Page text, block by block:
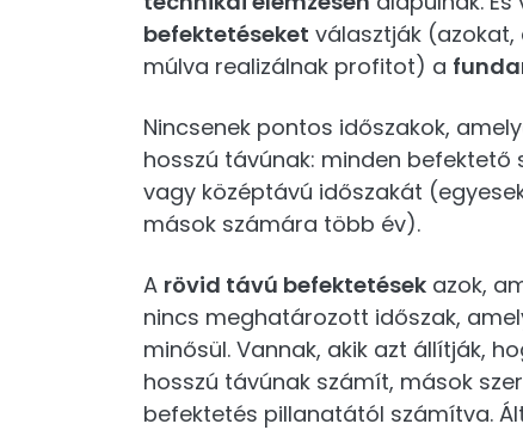
befektetéseket választják (azokat,
múlva realizálnak profitot) a
Nincsenek pontos időszakok,
hosszú távúnak: minden
vagy középtávú időszakát
mások számára több év).
A rövid távú befektetések azok,
nincs meghatározott időszak,
minősül. Vannak, akik azt állítják,
hosszú távúnak számít, mások
befektetés pillanatától számítva.